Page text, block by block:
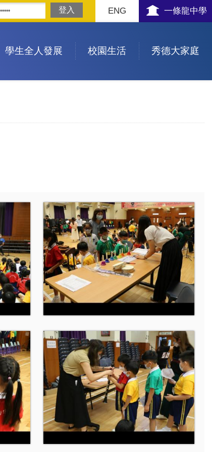
一條龍中學
ENG
學生全人發展 校園生活 秀德大家庭